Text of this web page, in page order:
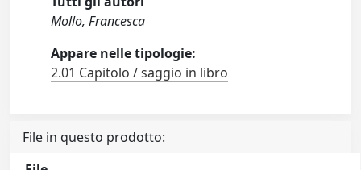
Mollo, Francesca
Appare nelle tipologie:
2.01 Capitolo / saggio in libro
File in questo prodotto: